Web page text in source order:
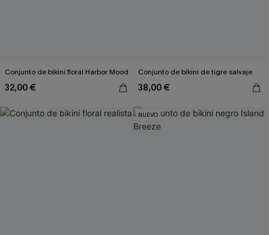
Conjunto de bikini floral Harbor Mood
32,00 €
Conjunto de bikini de tigre salvaje
38,00 €
NUEVO